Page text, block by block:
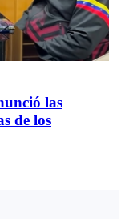
las
de los